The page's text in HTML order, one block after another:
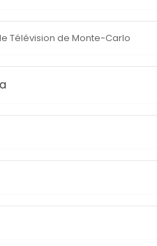
Télévision de Monte-Carlo